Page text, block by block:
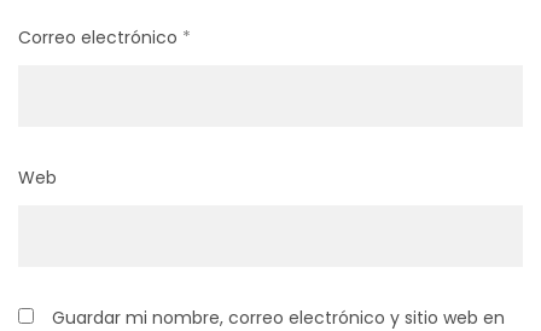
Correo electrónico *
Web
Guardar mi nombre, correo electrónico y sitio web en